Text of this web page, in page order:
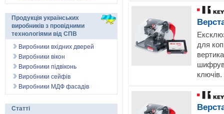
для
ключів.
Продукція українських
виробників з провідними
технологіями від СПВ
Виробники вхідних дверей
Виробники вікон
Виробники підвіконь
Виробники сейфів
Виробники МДФ фасадів
Статті